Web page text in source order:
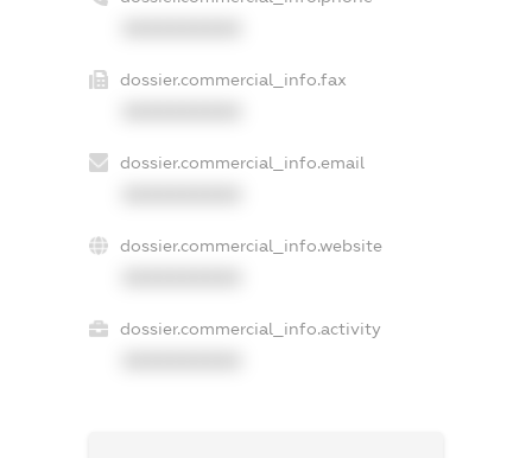
dossier.commercial_info.fax
dossier.commercial_info.email
dossier.commercial_info.website
dossier.commercial_info.activity